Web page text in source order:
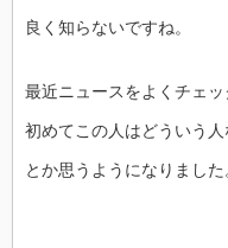
良く知らないですね。
最近ニュースをよくチェ
初めてこの人はどういう人
とか思うようになりました